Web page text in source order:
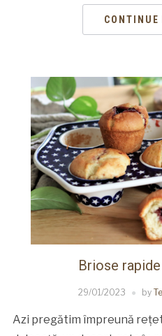
CONTINUE
Briose
29/01/2023 by
Azi pregătim împreună